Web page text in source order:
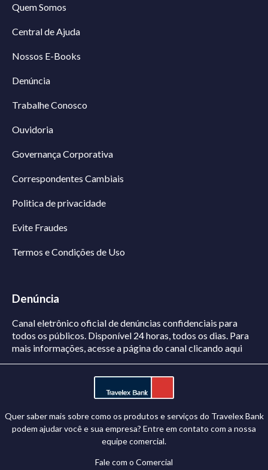
Quem Somos
Central de Ajuda
Nossos E-Books
Denúncia
Trabalhe Conosco
Ouvidoria
Governança Corporativa
Correspondentes Cambiais
Politica de privacidade
Evite Fraudes
Termos e Condições de Uso
Denúncia
Canal eletrônico oficial de denúncias confidenciais para
todos os públicos. Disponível 24 horas, todos os dias. Para
mais informações, acesse a página do canalclicando aqui
Quer saber mais sobre como os produtos e serviços do Travelex Bank
podem ajudar você e sua empresa? Entre em contato com a nossa
equipe comercial.
Fale com o Comercial